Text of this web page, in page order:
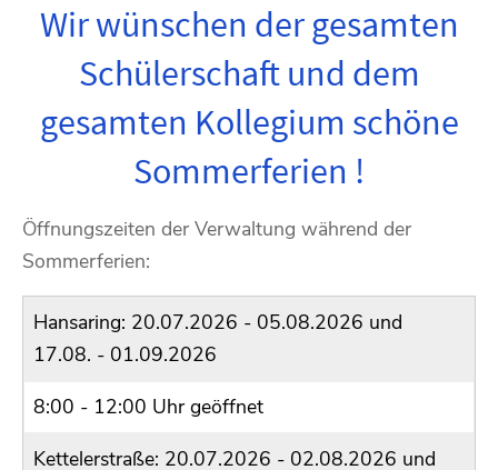
Wir wünschen der gesamten
Schülerschaft und dem
gesamten Kollegium schöne
Sommerferien !
Öffnungszeiten der Verwaltung während der
Sommerferien:
Hansaring: 20.07.2026 - 05.08.2026 und
17.08. - 01.09.2026
8:00 - 12:00 Uhr geöffnet
Kettelerstraße: 20.07.2026 - 02.08.2026 und